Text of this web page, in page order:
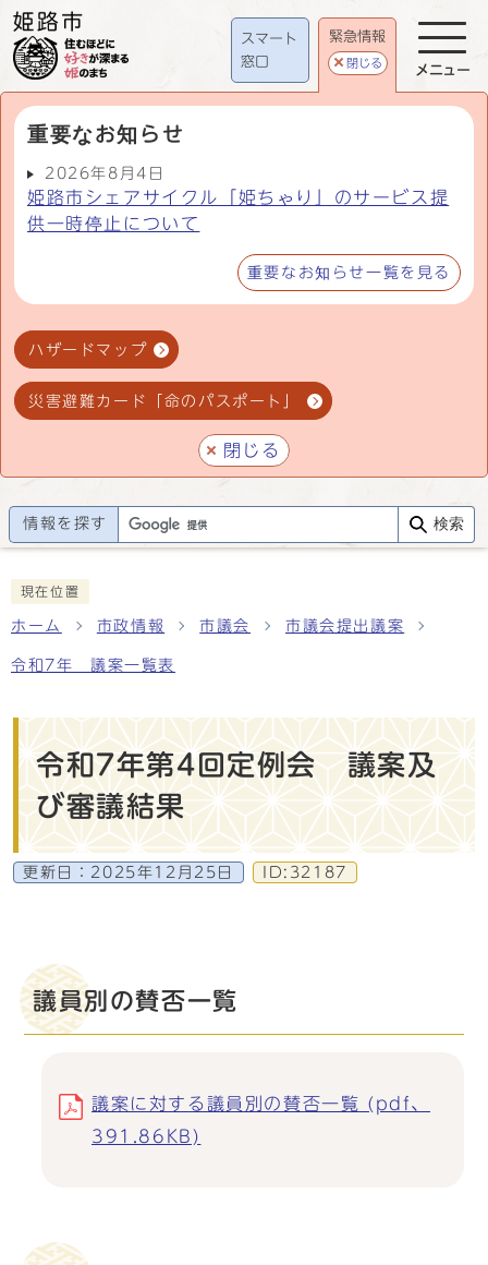
スマート
窓口
緊急情報
閉じる
重要なお知らせ
2026年8月4日
姫路市シェアサイクル「姫ちゃり」のサービス提
供一時停止について
重要なお知らせ一覧を見る
ハザードマップ
災害避難カード「命のパスポート」
閉じる
メニュー
情報を探す 検索
現在位置
ホーム 市政情報 市議会 市議会提出議案
令和7年 議案一覧表
令和7年第4回定例会 議案及
び審議結果
更新日： 2025年12月25日 ID:32187
議員別の賛否一覧
議案に対する議員別の賛否一覧 (pdf、
391.86KB)